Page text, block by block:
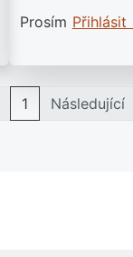
Prosím Přihlásit
1 Následující